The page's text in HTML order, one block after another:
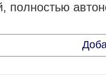
полностью